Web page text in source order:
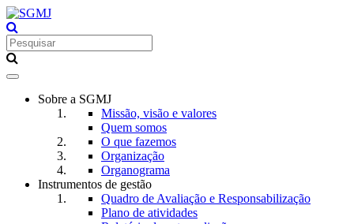
Toggle
navigationSobre a SGMJ
Missão, visão e valores
Quem somos
O que fazemos
Organização
Organograma
Instrumentos de gestão
Quadro de Avaliação e Responsabilização
Plano de atividades